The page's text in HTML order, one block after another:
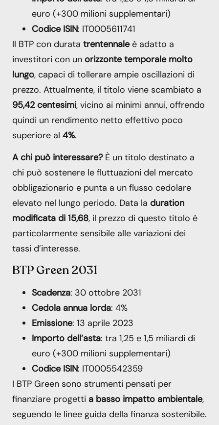
euro (+300 milioni supplementari)
Codice ISIN: IT0005611741
Il BTP con durata trentennaleè adatto a
investitori con un orizzonte temporale molto
lungo, capaci di tollerare ampie oscillazioni di
prezzo. Attualmente, il titolo viene scambiato a
95,42 centesimi, vicino ai minimi annui, offrendo
quindi un rendimento netto effettivo poco
superiore al 4%.
A chi può interessare?È un titolo destinato a
chi può sostenere le fluttuazioni del mercato
obbligazionario e punta a un flusso cedolare
elevato nel lungo periodo. Data la duration
modificata di 15,68, il prezzo di questo titolo è
particolarmente sensibile alle variazioni dei
tassi d’interesse.
BTP Green 2031
Scadenza: 30 ottobre 2031
Cedola annua lorda: 4%
Emissione: 13 aprile 2023
Importo dell’asta: tra 1,25 e 1,5 miliardi di
euro (+300 milioni supplementari)
Codice ISIN: IT0005542359
I BTP Green sono strumenti pensati per
finanziare progetti a basso impatto ambientale,
seguendo le linee guida della finanza sostenibile.